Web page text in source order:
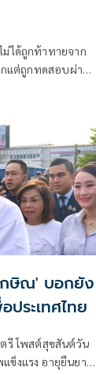
ได้ถูกท้าทายจาก
กแต่ถูกทดสอบผ่าน
รคภูมิใจไทย
ษิณ' บอกยัง
ประเทศไทย
รี โพสต์สุขสันต์วัน
ข็งแรง อายุยืนยาว